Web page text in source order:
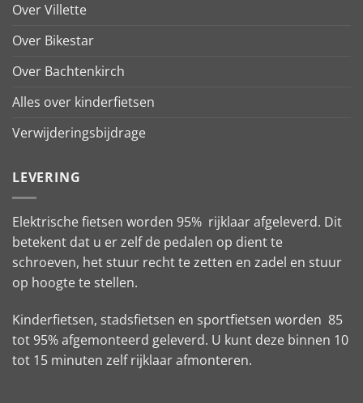
Over Villette
Over Bikestar
Over Bachtenkirch
Alles over kinderfietsen
Verwijderingsbijdrage
LEVERING
Elektrische fietsen worden 95% rijklaar afgeleverd. Dit
betekent dat u er zelf de pedalen op dient te
schroeven, het stuur recht te zetten en zadel en stuur
op hoogte te stellen.
Kinderfietsen, stadsfietsen en sportfietsen worden 85
tot 95% afgemonteerd geleverd. U kunt deze binnen 10
tot 15 minuten zelf rijklaar afmonteren.